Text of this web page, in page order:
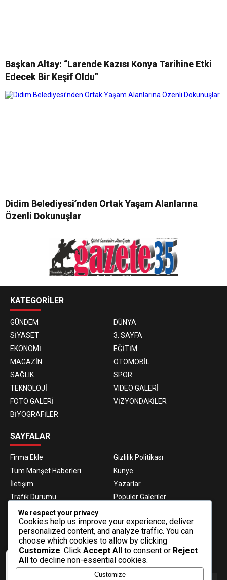
Veri politikasındaki amaçlarla sınırlı ve
mevzuata uygun şekilde çerez
Başkan Altay: “Larende Kazısı Konya Tarihine Etki
Edecek Bir Keşif Oldu”
Didim Belediyesi’nden Ortak Yaşam Alanlarına
Özenli Dokunuşlar
KATEGORİLER
GÜNDEM
DÜNYA
SİYASET
3. SAYFA
EKONOMİ
EĞİTİM
MAGAZİN
OTOMOBİL
SAĞLIK
SPOR
TEKNOLOJİ
VIDEO GALERİ
FOTO GALERİ
VİZYONDAKİLER
BİYOGRAFİLER
SAYFALAR
Firma Ekle
Gizlilik Politikası
Tüm Manşet Haberleri
Künye
İletişim
Yazarlar
Trafik Durumu
Popüler Galeriler
Nöbetçi Eczaneler
Hava Durumu
Haber Gönder
Gazeteler
Fikstür
E-BÜLTEN ABONELİĞİ
We respect your privacy
Cookies help us improve your experience, deliver
personalized content, and analyze traffic. You can
choose which cookies to allow by clicking
Customize. Click Accept All to consent or Reject
All to decline non-essential cookies.
Customize